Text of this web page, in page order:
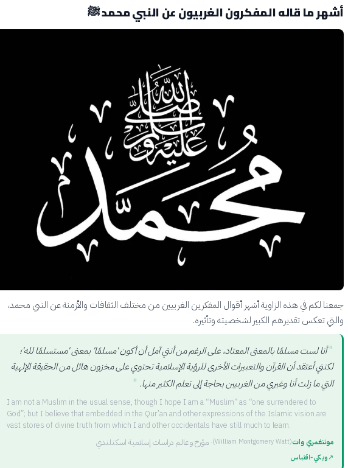
أشهر ما قاله المفكرون الغربيون عن النبي محمد ﷺ
جمعنا لكم في هذه الزاوية أشهر أقوال المفكرين الغربيين من مختلف الثقافات والأزمنة عن النبي محمد،
والتي تعكس تقديرهم الكبير لشخصيته وتأثيره.
" أنا لست مسلمًا بالمعنى المعتاد، على الرغم من أنني آمل أن أكون 'مسلمًا' بمعنى 'مستسلمًا لله'؛
لكنني أعتقد أن القرآن والتعبيرات الأخرى للرؤية الإسلامية تحتوي على مخزون هائل من الحقيقة الإلهية
التي ما زلت أنا وغيري من الغربيين بحاجة إلى تعلم الكثير منها. "
I am not a Muslim in the usual sense, though I hope I am a “Muslim” as “one surrendered to
God”; but I believe that embedded in the Qur’an and other expressions of the Islamic vision are
vast stores of divine truth from which I and other occidentals have still much to learn.
مونتغمري وات
(William Montgomery Watt)
· مؤرخ وعالم دراسات إسلامية اسكتلندي
↗ويكي‑اقتباس